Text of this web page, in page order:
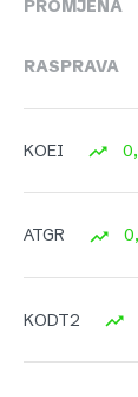
PROMJENA
RASPRAVA
KOEI
ATGR
KODT2